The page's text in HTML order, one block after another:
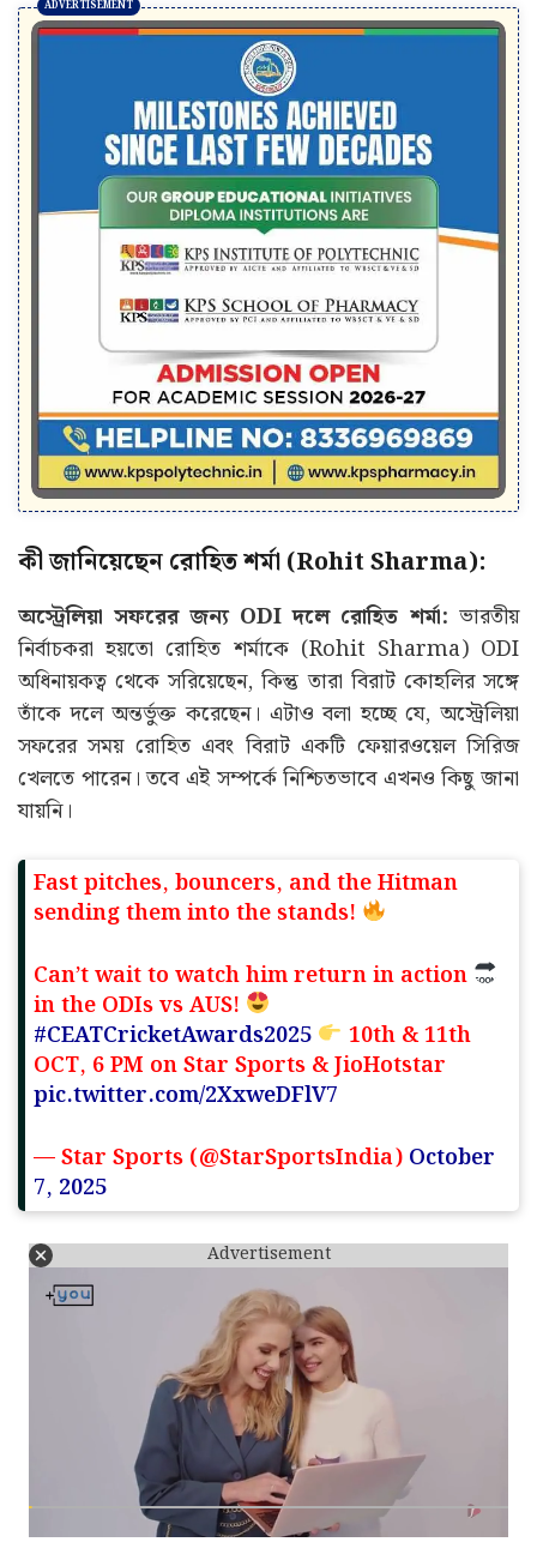
কী জানিয়েছেন রোহিত শর্মা (Rohit Sharma):
অস্ট্রেলিয়া সফরের জন্য ODI দলে রোহিত শর্মা: ভারতীয়
নির্বাচকরা হয়তো রোহিত শর্মাকে (Rohit Sharma) ODI
অধিনায়কত্ব থেকে সরিয়েছেন, কিন্তু তারা বিরাট কোহলির সঙ্গে
তাঁকে দলে অন্তর্ভুক্ত করেছেন। এটাও বলা হচ্ছে যে, অস্ট্রেলিয়া
সফরের সময় রোহিত এবং বিরাট একটি ফেয়ারওয়েল সিরিজ
খেলতে পারেন। তবে এই সম্পর্কে নিশ্চিতভাবে এখনও কিছু জানা
যায়নি।
Fast pitches, bouncers, and the Hitman
sending them into the stands!
Can’t wait to watch him return in action
in the ODIs vs AUS!
#CEATCricketAwards2025
10th & 11th
OCT, 6 PM on Star Sports & JioHotstar
pic.twitter.com/2XxweDFlV7
— Star Sports (@StarSportsIndia) October
7, 2025
Advertisement